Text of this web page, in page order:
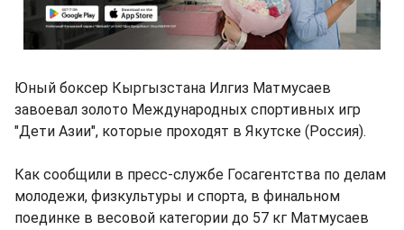
Юный боксер Кыргызстана Илгиз Матмусаев
завоевал золото Международных спортивных игр
"Дети Азии", которые проходят в Якутске (Россия).
Как сообщили в пресс-службе Госагентства по делам
молодежи, физкультуры и спорта, в финальном
поединке в весовой категории до 57 кг Матмусаев